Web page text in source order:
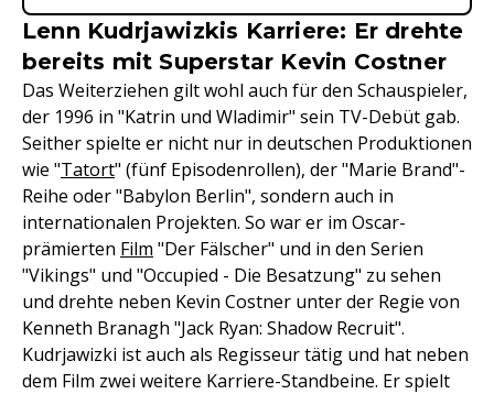
Lenn Kudrjawizkis Karriere: Er drehte
bereits mit Superstar Kevin Costner
Das Weiterziehen gilt wohl auch für den Schauspieler,
der 1996 in "Katrin und Wladimir" sein TV-Debüt gab.
Seither spielte er nicht nur in deutschen Produktionen
wie "Tatort" (fünf Episodenrollen), der "Marie Brand"-
Reihe oder "Babylon Berlin", sondern auch in
internationalen Projekten. So war er im Oscar-
prämierten Film "Der Fälscher" und in den Serien
"Vikings" und "Occupied - Die Besatzung" zu sehen
und drehte neben Kevin Costner unter der Regie von
Kenneth Branagh "Jack Ryan: Shadow Recruit".
Kudrjawizki ist auch als Regisseur tätig und hat neben
dem Film zwei weitere Karriere-Standbeine. Er spielt